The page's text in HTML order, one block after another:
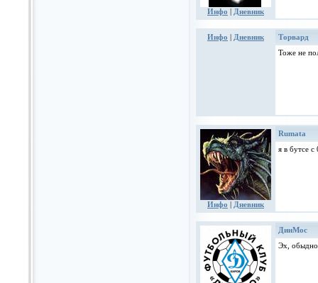
Инфо | Дневник
Инфо | Дневник
Торвард
Тоже не
Инфо | Дневник
Rumata
я в бутсе
ДинМос
Эх,